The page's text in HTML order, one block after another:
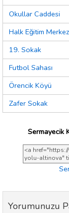
Okullar Caddesi
Halk Eğitim
19. Sokak
Futbol Sahası
Örencik Köyü
Zafer Sokak
Sermayecik
Yorumunuzu